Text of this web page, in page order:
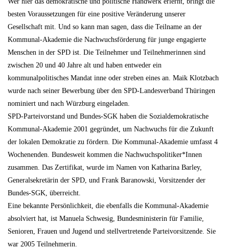
besten Voraussetzungen für eine positive Veränderung unserer
Gesellschaft mit. Und so kann man sagen, dass die Teilname an der
Kommunal-Akademie die Nachwuchsförderung für junge engagierte
Menschen in der SPD ist. Die Teilnehmer und Teilnehmerinnen sind
zwischen 20 und 40 Jahre alt und haben entweder ein
kommunalpolitisches Mandat inne oder streben eines an. Maik Klotzbach
wurde nach seiner Bewerbung über den SPD-Landesverband Thüringen
nominiert und nach Würzburg eingeladen.
SPD-Parteivorstand und Bundes-SGK haben die Sozialdemokratische
Kommunal-Akademie 2001 gegründet, um Nachwuchs für die Zukunft
der lokalen Demokratie zu fördern. Die Kommunal-Akademie umfasst 4
Wochenenden. Bundesweit kommen die Nachwuchspolitiker*Innen
zusammen. Das Zertifikat, wurde im Namen von Katharina Barley,
Generalsekretärin der SPD, und Frank Baranowski, Vorsitzender der
Bundes-SGK, überreicht.
Eine bekannte Persönlichkeit, die ebenfalls die Kommunal-Akademie
absolviert hat, ist Manuela Schwesig, Bundesministerin für Familie,
Senioren, Frauen und Jugend und stellvertretende Parteivorsitzende. Sie
war 2005 Teilnehmerin.